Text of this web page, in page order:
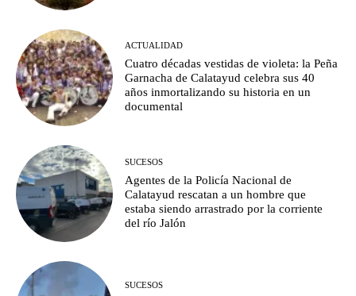
ACTUALIDAD
Cuatro décadas vestidas de violeta: la Peña
Garnacha de Calatayud celebra sus 40
años inmortalizando su historia en un
documental
SUCESOS
Agentes de la Policía Nacional de
Calatayud rescatan a un hombre que
estaba siendo arrastrado por la corriente
del río Jalón
SUCESOS